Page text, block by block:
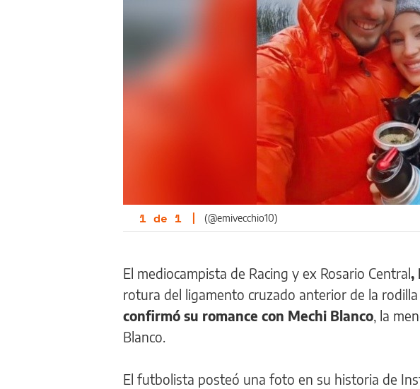
1 de 1 | (@emivecchio10)
El mediocampista de Racing y ex Rosario Central,
rotura del ligamento cruzado anterior de la
confirmó su romance con Mechi Blanco , la
Blanco.
El futbolista posteó una foto en su historia de